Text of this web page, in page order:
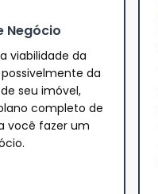
Negócio
viabilidade da
da
seu imóvel,
completo de
você fazer um